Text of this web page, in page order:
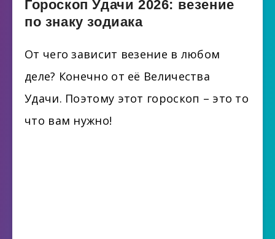
Гороскоп Удачи 2026: везение
по знаку зодиака
От чего зависит везение в любом
деле? Конечно от её Величества
Удачи. Поэтому этот гороскоп – это то
что вам нужно!